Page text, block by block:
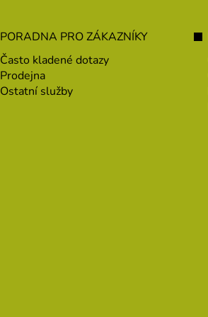
PORADNA PRO ZÁKAZNÍKY
Často kladené dotazy
Prodejna
Ostatní služby